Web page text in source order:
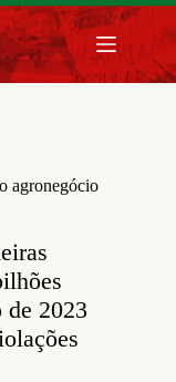
agronegócio
de 2023